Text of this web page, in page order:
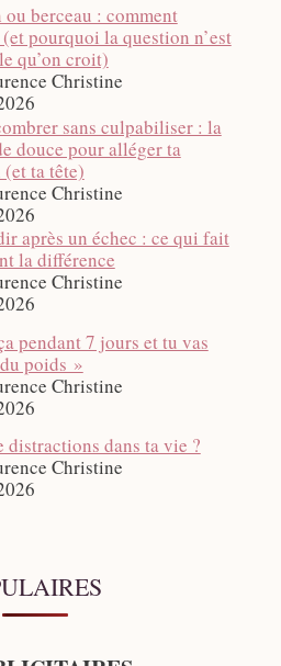
berceau : comment
pourquoi la question n’est
qu’on croit)
Christine
sans culpabiliser : la
douce pour alléger ta
ta tête)
Christine
après un échec : ce qui fait
la différence
Christine
pendant 7 jours et tu vas
poids »
Christine
distractions dans ta vie ?
Christine